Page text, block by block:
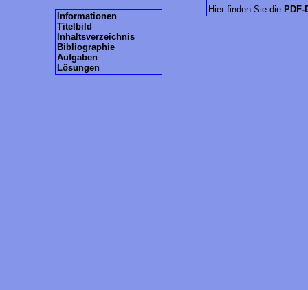
Informationen
Titelbild
Inhaltsverzeichnis
Bibliographie
Aufgaben
Lösungen
Hier finden Sie die